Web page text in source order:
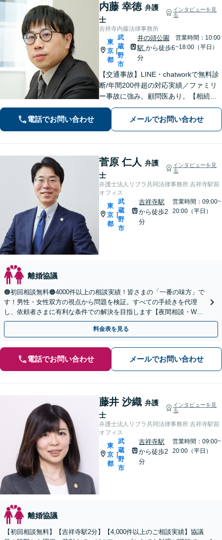
内藤 幸徳 弁護
士
インタビューを見
る
吉祥寺内藤法律事務所
東
京
都
武
蔵
野
市
井の頭公園
駅 から徒歩6
分
営業時間：10:00
~18:00（平日）
【交通事故】LINE・chatworkで無料診
断/年間200件超の対応実績／ファミリ
ー事故に強み。顧問医あり。【相続問
題】遺産分割協議から訴訟、生前の相
続対策まで実績多数【医療機関】労務
等、平時の対応から医療過誤などの有
電話でお問い合わせ メールでお問い合わせ
菅原 仁人 弁護
士
インタビューを見
る
弁護士法人リブラ共同法律事務所 吉祥寺駅前
オフィス
東
京
都
|
武
蔵
野
市
吉祥寺駅
から徒歩2
分
営業時間：09:00~
20:00（平日）
離婚協議
🟠初回相談無料🟠4000件以上の相談実績！皆さまの「一番の味方」で
す！男性・女性双方の視点から問題を検証。すべての手続きを代理
し、依頼者さまに有利な条件での解決を目指します【夜間相談・WEB
面談可】【完全個室・秘密厳守】
料金表を見る
電話でお問い合わせ メールでお問い合わせ
藤井 沙織 弁護
士
インタビューを見
る
弁護士法人リブラ共同法律事務所 吉祥寺駅前
オフィス
東
京
都
|
武
蔵
野
市
吉祥寺駅
から徒歩2
分
営業時間：09:00~
20:00（平日）
離婚協議
【初回相談無料】【吉祥寺駅2分】【4,000件以上のご相談実績】協議